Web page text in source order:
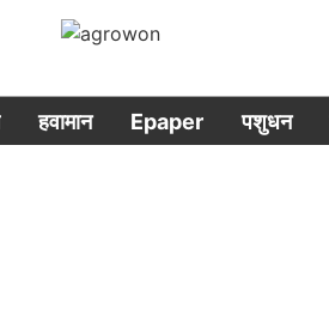
हवामान Epaper पशुधन